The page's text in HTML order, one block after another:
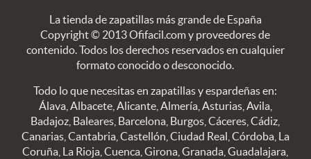
La tienda de zapatillas más grande de España
Copyright © 2013 Ofifacil.com y proveedores de
contenido. Todos los derechos reservados en cualquier
formato conocido o desconocido.
Todo lo que necesitas en zapatillas y espardeñas en:
Álava, Albacete, Alicante, Almería, Asturias, Avila,
Badajoz, Baleares, Barcelona, Burgos, Cáceres, Cádiz,
Canarias, Cantabria, Castellón, Ciudad Real, Córdoba, La
Coruña, La Rioja, Cuenca, Girona, Granada, Guadalajara,